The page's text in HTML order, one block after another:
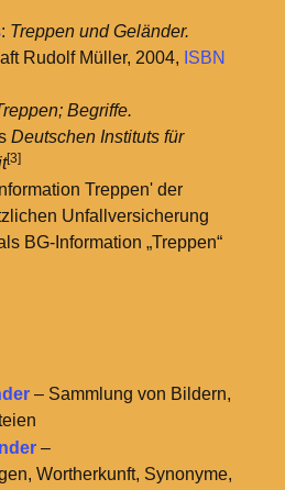
: Treppen und Geländer.
Rudolf Müller, 2004, ISBN
Begriffe.
Deutschen Instituts für
[3]
Treppen' der
Unfallversicherung
BG-Information „Treppen“
– Sammlung von Bildern,
–
Wortherkunft, Synonyme,